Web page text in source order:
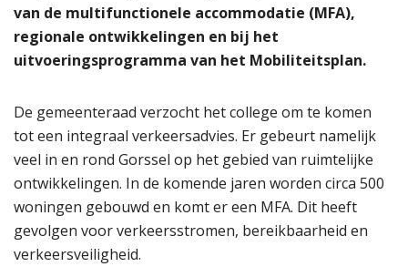
van de multifunctionele accommodatie (MFA),
regionale ontwikkelingen en bij het
uitvoeringsprogramma van het Mobiliteitsplan.
De gemeenteraad verzocht het college om te komen
tot een integraal verkeersadvies. Er gebeurt namelijk
veel in en rond Gorssel op het gebied van ruimtelijke
ontwikkelingen. In de komende jaren worden circa 500
woningen gebouwd en komt er een MFA. Dit heeft
gevolgen voor verkeersstromen, bereikbaarheid en
verkeersveiligheid.